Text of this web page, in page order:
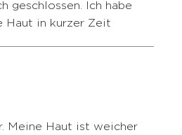
geschlossen. Ich habe
Haut in kurzer Zeit
Meine Haut ist weicher